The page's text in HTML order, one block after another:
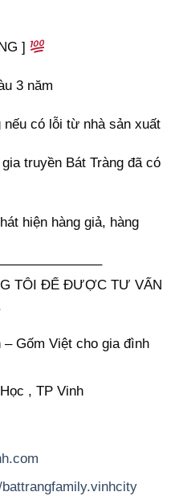
]
3 năm
nếu có lỗi từ nhà sản xuất
truyền Bát Tràng đã có
hiện hàng giả, hàng
TÔI ĐỂ ĐƯỢC TƯ VẤN
Gốm Việt cho gia đình
, TP Vinh